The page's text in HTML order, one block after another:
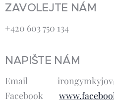
ZAVOLEJTE NÁM
+420 603 750 134
NAPIŠTE NÁM
Email
Facebook